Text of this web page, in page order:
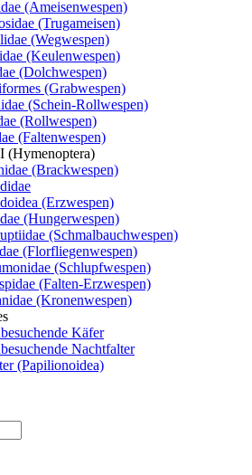
(Ameisenwespen)
(Trugameisen)
(Wegwespen)
(Keulenwespen)
(Dolchwespen)
(Grabwespen)
(Schein-Rollwespen)
(Rollwespen)
(Faltenwespen)
(Hymenoptera)
(Brackwespen)
(Erzwespen)
(Hungerwespen)
(Schmalbauchwespen)
(Florfliegenwespen)
(Schlupfwespen)
(Falten-Erzwespen)
(Kronenwespen)
Käfer
Nachtfalter
(Papilionoidea)